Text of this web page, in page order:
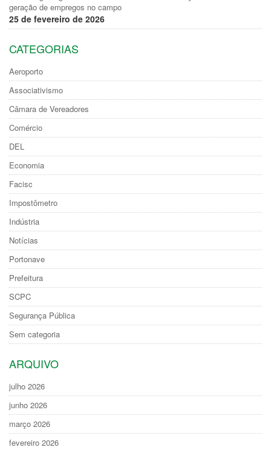
geração de empregos no campo
25 de fevereiro de 2026
CATEGORIAS
Aeroporto
Associativismo
Câmara de Vereadores
Comércio
DEL
Economia
Facisc
Impostômetro
Indústria
Notícias
Portonave
Prefeitura
SCPC
Segurança Pública
Sem categoria
ARQUIVO
julho 2026
junho 2026
março 2026
fevereiro 2026